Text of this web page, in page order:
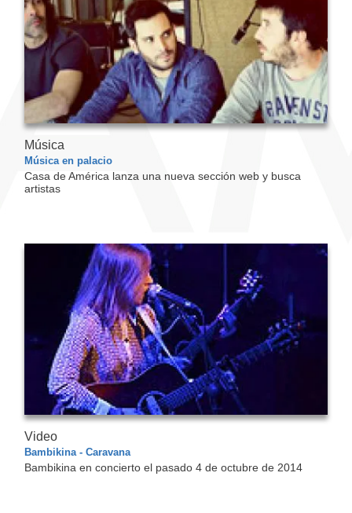
Música
Música en palacio
Casa de América lanza una nueva sección web y busca
artistas
Video
Bambikina - Caravana
Bambikina en concierto el pasado 4 de octubre de 2014